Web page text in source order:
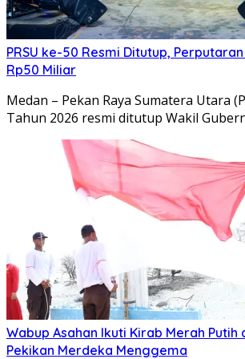
PRSU ke-50 Resmi Ditutup,
Rp50 Miliar
Medan – Pekan Raya Sumatera Utara
Tahun 2026 resmi ditutup Wakil
Wabup Asahan Ikuti Kirab Merah Putih
Pekikan Merdeka Menggema